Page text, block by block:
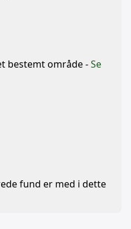
bestemt område -Se
fund er med i dette